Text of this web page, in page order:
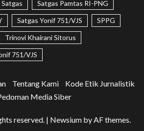
Satgas Satgas Pamtas RI-PNG
Satgas Yonif 751/VJS SPPG
Trinovi Khairani Sitorus
751/VJS
Tentang Kami
Kode Etik Jurnalistik
Media Siber
reserved. | Newsium by AF themes.